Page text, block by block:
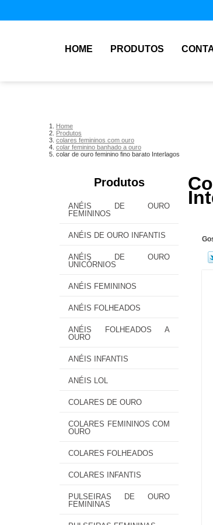
HOME PRODUTOS
Home
Produtos
colares femininos com ouro
colar feminino banhado a ouro
colar de ouro feminino fino barato Interlagos
Produtos
ANÉIS DE OURO
FEMININOS
ANÉIS DE OURO INFANTIS
ANÉIS DE OURO
UNICÓRNIOS
ANÉIS FEMININOS
ANÉIS FOLHEADOS
ANÉIS FOLHEADOS A
OURO
ANÉIS INFANTIS
ANÉIS LOL
COLARES DE OURO
COLARES FEMININOS COM
OURO
COLARES FOLHEADOS
COLARES INFANTIS
PULSEIRAS DE OURO
FEMININAS